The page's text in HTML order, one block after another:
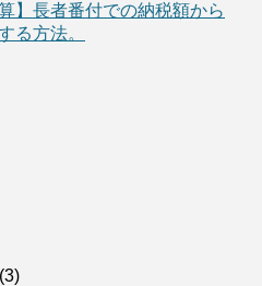
】長者番付での納税額から
る方法。
(3)